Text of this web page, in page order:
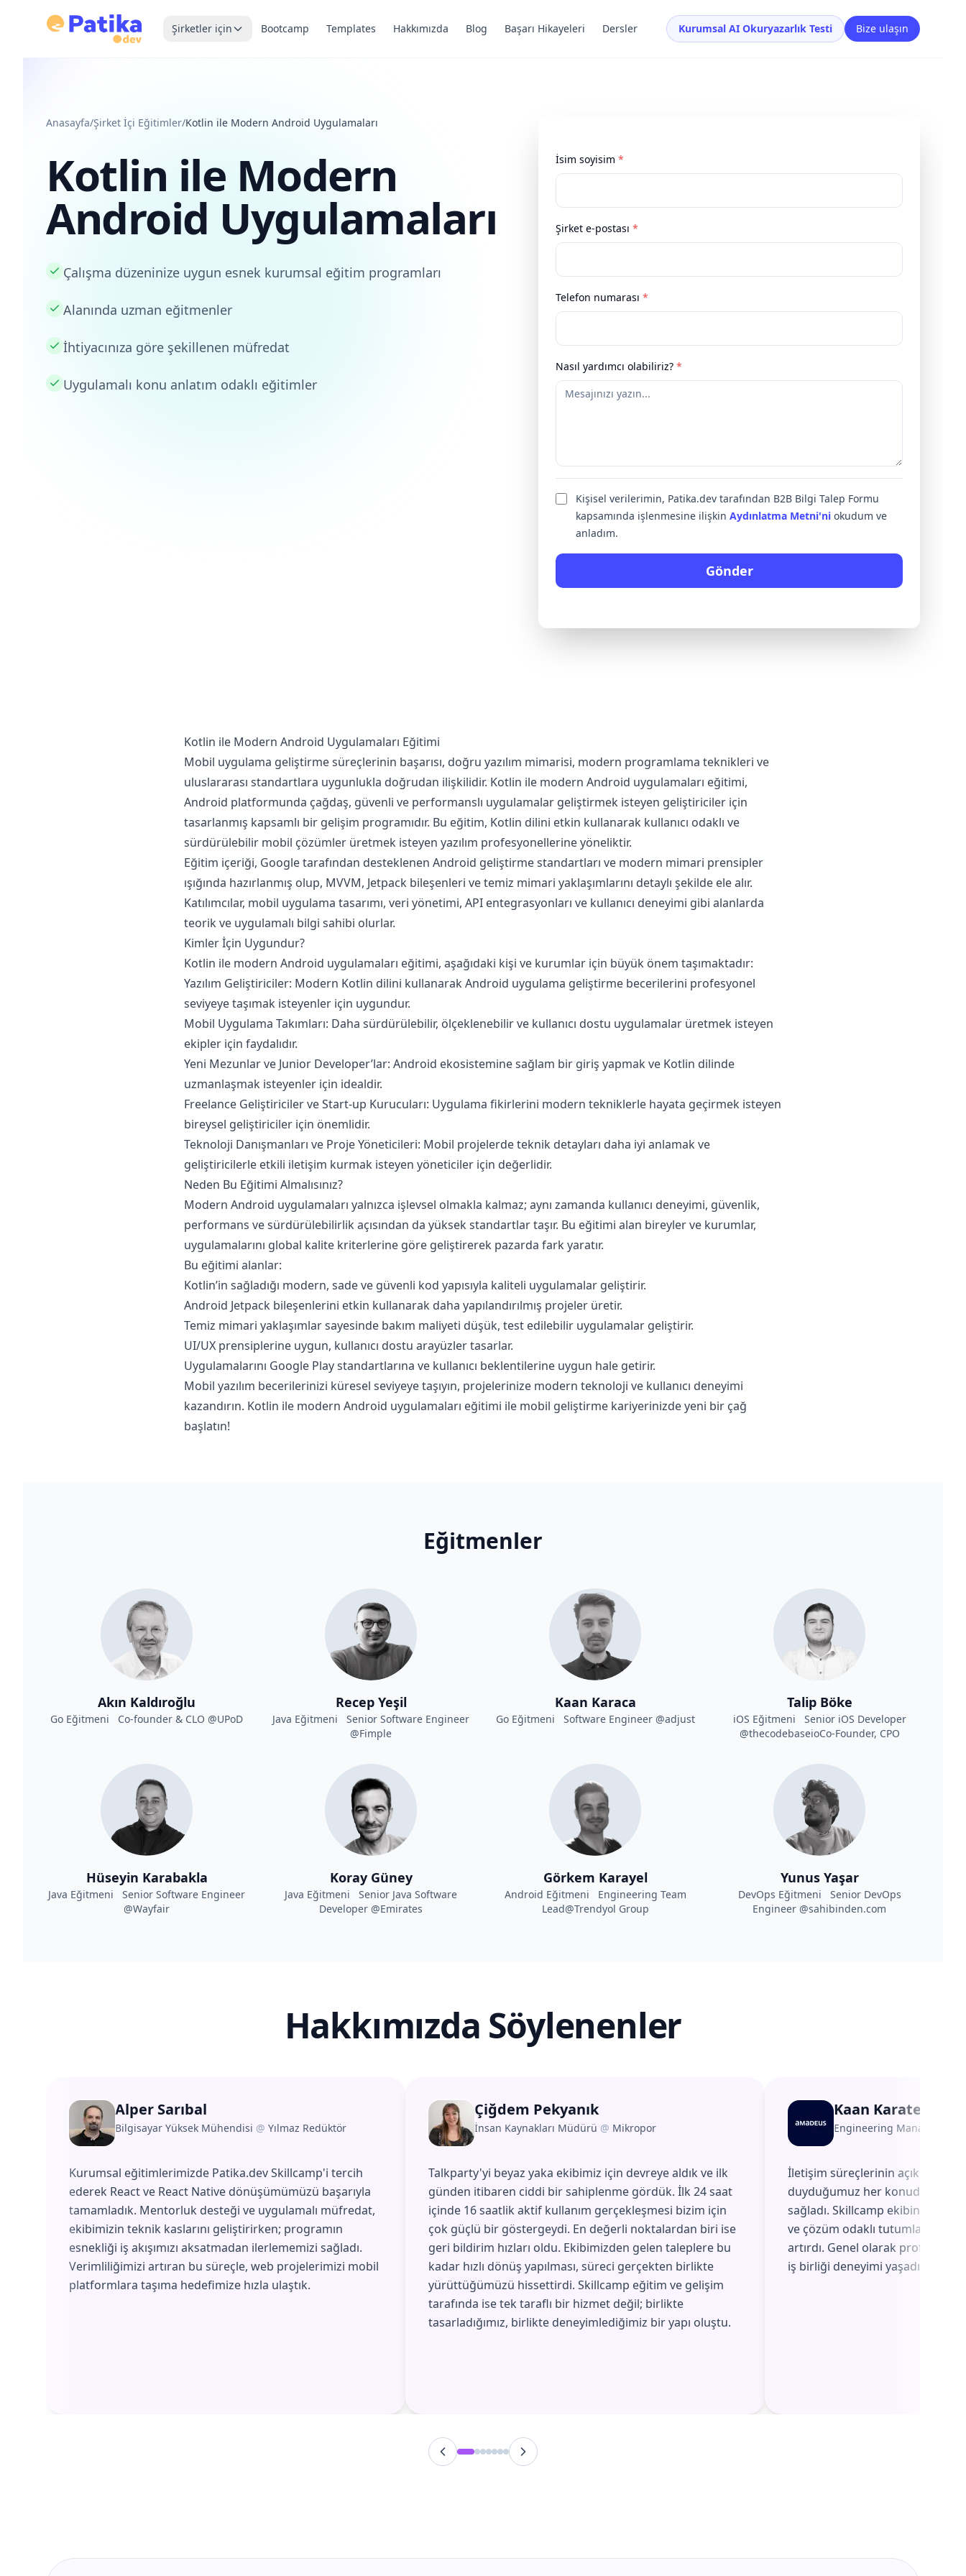
Şirketler için Bootcamp Templates Hakkımızda Blog Başarı Hikayeleri Dersler Kurumsal AI Okuryazarlık Testi Bize ulaşın
Anasayfa/Şirket İçi Eğitimler/Kotlin ile Modern Android Uygulamaları
Kotlin ile Modern
Android Uygulamaları
Çalışma düzeninize uygun esnek kurumsal eğitim programları
Alanında uzman eğitmenler
İhtiyacınıza göre şekillenen müfredat
Uygulamalı konu anlatım odaklı eğitimler
İsim soyisim*
Şirket e-postası*
Telefon numarası*
Nasıl yardımcı olabiliriz?*
Kişisel verilerimin, Patika.dev tarafından B2B Bilgi Talep Formu
kapsamında işlenmesine ilişkin Aydınlatma Metni'ni okudum ve
anladım.
Gönder
Kotlin ile Modern Android Uygulamaları Eğitimi
Mobil uygulama geliştirme süreçlerinin başarısı, doğru yazılım mimarisi, modern programlama teknikleri ve
uluslararası standartlara uygunlukla doğrudan ilişkilidir. Kotlin ile modern Android uygulamaları eğitimi,
Android platformunda çağdaş, güvenli ve performanslı uygulamalar geliştirmek isteyen geliştiriciler için
tasarlanmış kapsamlı bir gelişim programıdır. Bu eğitim, Kotlin dilini etkin kullanarak kullanıcı odaklı ve
sürdürülebilir mobil çözümler üretmek isteyen yazılım profesyonellerine yöneliktir.
Eğitim içeriği, Google tarafından desteklenen Android geliştirme standartları ve modern mimari prensipler
ışığında hazırlanmış olup, MVVM, Jetpack bileşenleri ve temiz mimari yaklaşımlarını detaylı şekilde ele alır.
Katılımcılar, mobil uygulama tasarımı, veri yönetimi, API entegrasyonları ve kullanıcı deneyimi gibi alanlarda
teorik ve uygulamalı bilgi sahibi olurlar.
Kimler İçin Uygundur?
Kotlin ile modern Android uygulamaları eğitimi, aşağıdaki kişi ve kurumlar için büyük önem taşımaktadır:
Yazılım Geliştiriciler: Modern Kotlin dilini kullanarak Android uygulama geliştirme becerilerini profesyonel
seviyeye taşımak isteyenler için uygundur.
Mobil Uygulama Takımları: Daha sürdürülebilir, ölçeklenebilir ve kullanıcı dostu uygulamalar üretmek isteyen
ekipler için faydalıdır.
Yeni Mezunlar ve Junior Developer’lar: Android ekosistemine sağlam bir giriş yapmak ve Kotlin dilinde
uzmanlaşmak isteyenler için idealdir.
Freelance Geliştiriciler ve Start-up Kurucuları: Uygulama fikirlerini modern tekniklerle hayata geçirmek isteyen
bireysel geliştiriciler için önemlidir.
Teknoloji Danışmanları ve Proje Yöneticileri: Mobil projelerde teknik detayları daha iyi anlamak ve
geliştiricilerle etkili iletişim kurmak isteyen yöneticiler için değerlidir.
Neden Bu Eğitimi Almalısınız?
Modern Android uygulamaları yalnızca işlevsel olmakla kalmaz; aynı zamanda kullanıcı deneyimi, güvenlik,
performans ve sürdürülebilirlik açısından da yüksek standartlar taşır. Bu eğitimi alan bireyler ve kurumlar,
uygulamalarını global kalite kriterlerine göre geliştirerek pazarda fark yaratır.
Bu eğitimi alanlar:
Kotlin’in sağladığı modern, sade ve güvenli kod yapısıyla kaliteli uygulamalar geliştirir.
Android Jetpack bileşenlerini etkin kullanarak daha yapılandırılmış projeler üretir.
Temiz mimari yaklaşımlar sayesinde bakım maliyeti düşük, test edilebilir uygulamalar geliştirir.
UI/UX prensiplerine uygun, kullanıcı dostu arayüzler tasarlar.
Uygulamalarını Google Play standartlarına ve kullanıcı beklentilerine uygun hale getirir.
Mobil yazılım becerilerinizi küresel seviyeye taşıyın, projelerinize modern teknoloji ve kullanıcı deneyimi
kazandırın. Kotlin ile modern Android uygulamaları eğitimi ile mobil geliştirme kariyerinizde yeni bir çağ
başlatın!
Eğitmenler
Akın Kaldıroğlu
Go Eğitmeni Co-founder & CLO @UPoD
Recep Yeşil
Java Eğitmeni Senior Software Engineer
@Fimple
Kaan Karaca
Go Eğitmeni Software Engineer @adjust
Talip Böke
iOS Eğitmeni Senior iOS Developer
@thecodebaseioCo-Founder, CPO
Hüseyin Karabakla
Java Eğitmeni Senior Software Engineer
@Wayfair
Koray Güney
Java Eğitmeni Senior Java Software
Developer @Emirates
Görkem Karayel
Android Eğitmeni Engineering Team
Lead@Trendyol Group
Yunus Yaşar
DevOps Eğitmeni Senior DevOps
Engineer @sahibinden.com
Hakkımızda Söylenenler
Alper Sarıbal
Bilgisayar Yüksek Mühendisi @ Yılmaz Redüktör
Kurumsal eğitimlerimizde Patika.dev Skillcamp'i tercih
ederek React ve React Native dönüşümümüzü başarıyla
tamamladık. Mentorluk desteği ve uygulamalı müfredat,
ekibimizin teknik kaslarını geliştirirken; programın
esnekliği iş akışımızı aksatmadan ilerlememizi sağladı.
Verimliliğimizi artıran bu süreçle, web projelerimizi mobil
platformlara taşıma hedefimize hızla ulaştık.
Çiğdem Pekyanık
İnsan Kaynakları Müdürü @ Mikropor
Talkparty'yi beyaz yaka ekibimiz için devreye aldık ve ilk
günden itibaren ciddi bir sahiplenme gördük. İlk 24 saat
içinde 16 saatlik aktif kullanım gerçekleşmesi bizim için
çok güçlü bir göstergeydi. En değerli noktalardan biri ise
geri bildirim hızları oldu. Ekibimizden gelen taleplere bu
kadar hızlı dönüş yapılması, süreci gerçekten birlikte
yürüttüğümüzü hissettirdi. Skillcamp eğitim ve gelişim
tarafında ise tek taraflı bir hizmet değil; birlikte
tasarladığımız, birlikte deneyimlediğimiz bir yapı oluştu.
Kaan Karatepe
Engineering Manager
İletişim süreçlerinin açık ve
duyduğumuz her konuda hızlı
sağladı. Skillcamp ekibinin geri
ve çözüm odaklı tutumları,
artırdı. Genel olarak
iş birliği deneyimi yaşadık.